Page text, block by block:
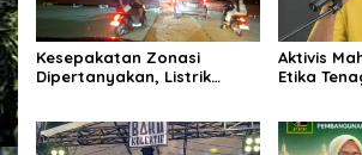
Kesepakatan Zonasi
Dipertanyakan, Listrik
Disorot
Aktivis
Etika
Pasien